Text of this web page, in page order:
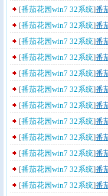
[番茄花园win7 32系统]番
[番茄花园win7 32系统]番
[番茄花园win7 32系统]番
[番茄花园win7 32系统]番
[番茄花园win7 32系统]番
[番茄花园win7 32系统]番
[番茄花园win7 32系统]番
[番茄花园win7 32系统]番
[番茄花园win7 32系统]番
[番茄花园win7 32系统]番
[番茄花园win7 32系统]番
[番茄花园win7 32系统]番